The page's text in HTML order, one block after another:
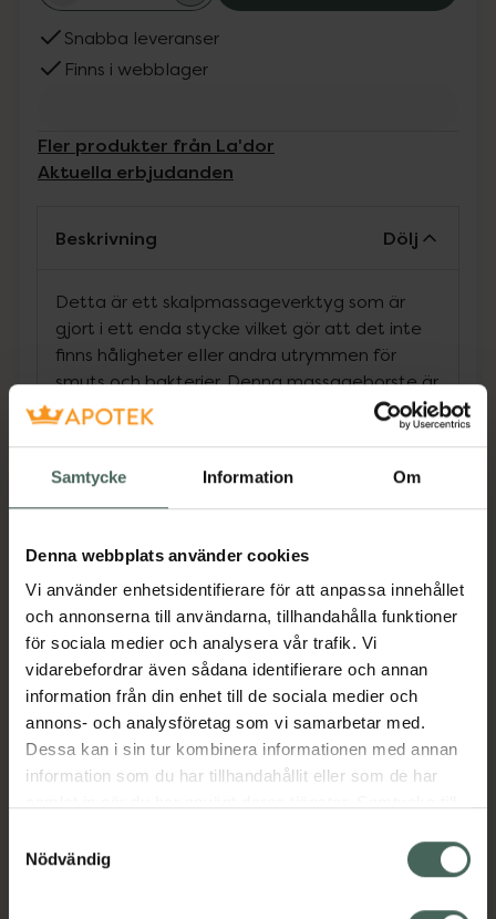
Samtycke Information Om
Denna webbplats använder cookies
Vi använder enhetsidentifierare för att anpassa innehållet
och annonserna till användarna, tillhandahålla funktioner
för sociala medier och analysera vår trafik. Vi
vidarebefordrar även sådana identifierare och annan
information från din enhet till de sociala medier och
annons- och analysföretag som vi samarbetar med.
Dessa kan i sin tur kombinera informationen med annan
information som du har tillhandahållit eller som de har
återkalla ditt samtycke via webbplatsens
cookieinställningar. Ett återkallat samtycke påverkar inte
lagligheten av behandling som skett innan återkallelsen.
Nödvändig
Snabba leveranser
Finns i webblager
Fler produkter från La'dor
Aktuella erbjudanden
Beskrivning Dölj
Detta är ett skalpmassageverktyg som är
gjort i ett enda stycke vilket gör att det inte
finns håligheter eller andra utrymmen för
smuts och bakterier. Denna massageborste är
perfekt för dig som t.ex. upplever en kliande
hårbotten. Den kan användas dagligen och
hudceller från hårbotten. Verkar även effektivt
för att lindra klåda och stress och den bidrar
sin tur stimulerar hårväxten.
Detta verktyg ersätter händerna och är
skonsamt mot hårbotten då du slipper ev.
vassa naglar som kan skada hårbotten,
samtidigt som du skyddar naglarna och ev.
manikyr. Passar alla hårtyper i både torrt och
blött hår.
Kategorier: